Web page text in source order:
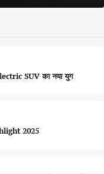
SUV का नया युग
2025